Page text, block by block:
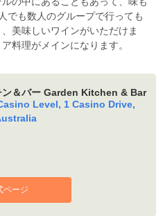
でも数人のグループで行っても
美味しいワインがいただけま
料理がメインになります。
ン＆バー Garden Kitchen & Bar
Level, 1 Casino Drive,
ページ